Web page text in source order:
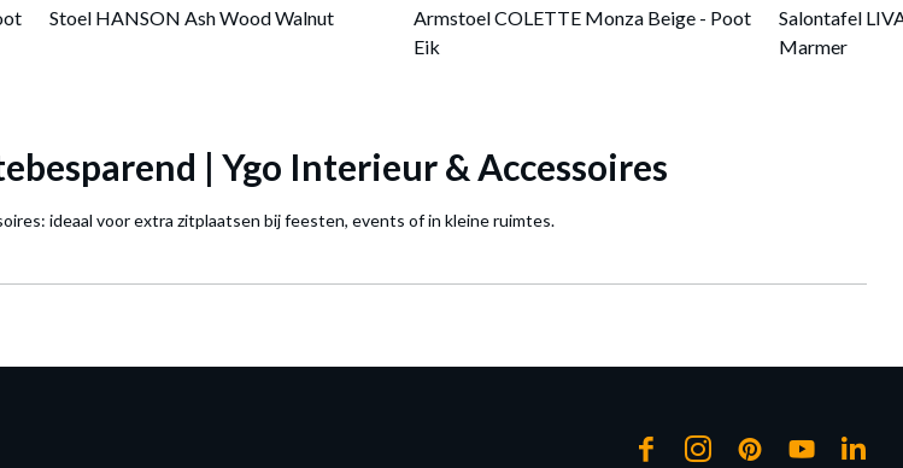
Stoel HANSON Ash Wood Walnut
Armstoel COLETTE Monza Beige - Poot
Eik
Salontafel
Marmer
| Ygo Interieur & Accessoires
ideaal voor extra zitplaatsen bij feesten, events of in kleine ruimtes.